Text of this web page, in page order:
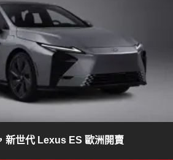
新世代 Lexus ES 歐洲開賣